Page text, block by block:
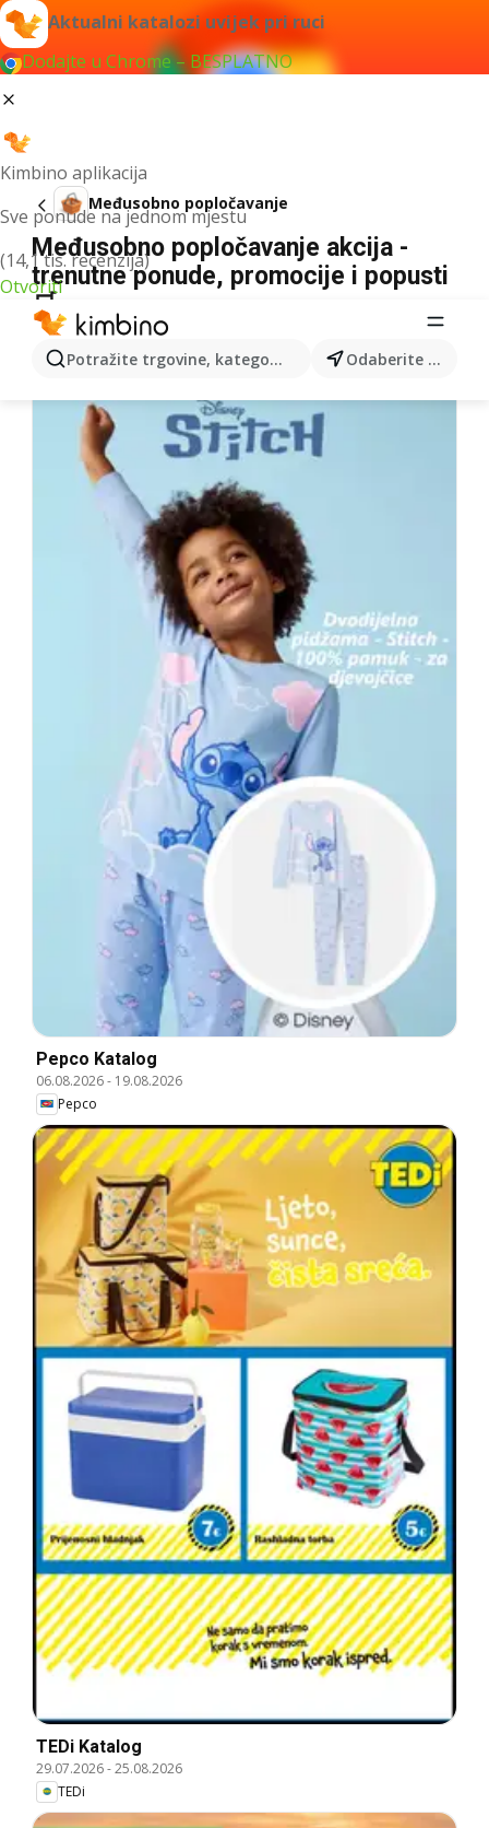
Aktualni katalozi uvijek pri ruci
Dodajte u Chrome – BESPLATNO
Kimbino aplikacija
Sve ponude na jednom mjestu
(14,1 tis. recenzija)
Otvoriti
Potražite trgovine, kategorije, proizvode... Odaberite grad
Međusobno popločavanje
Međusobno popločavanje akcija -
trenutne ponude, promocije i popusti
🛒
Nismo pronašli rezultate za taj izraz.
Više kataloga iz kategorije
Pepco Katalog
06.08.2026- 19.08.2026
Pepco
TEDi Katalog
29.07.2026-25.08.2026
TEDi